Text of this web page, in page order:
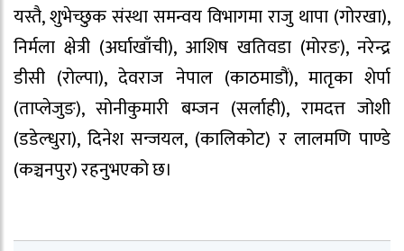
यस्तै, शुभेच्छुक संस्था समन्वय विभागमा राजु थापा (गोरखा),
निर्मला क्षेत्री (अर्घाखाँची), आशिष खतिवडा (मोरङ), नरेन्द्र
डीसी (रोल्पा), देवराज नेपाल (काठमाडौं), मातृका शेर्पा
(ताप्लेजुङ), सोनीकुमारी बम्जन (सर्लाही), रामदत्त जोशी
(डडेल्धुरा), दिनेश सन्जयल, (कालिकोट) र लालमणि पाण्डे
(कञ्चनपुर) रहनुभएको छ।